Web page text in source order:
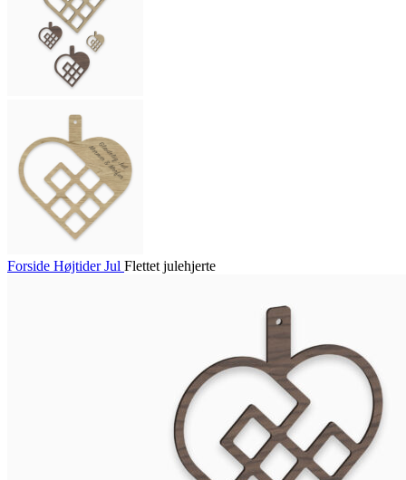
Forside HøjtiderJul Flettet julehjerte